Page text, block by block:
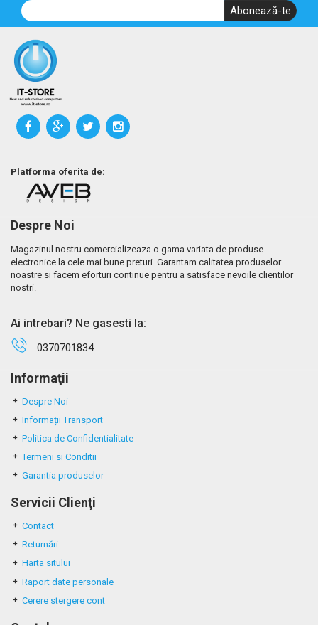
Abonează-te
Platforma oferita de:
Despre Noi
Magazinul nostru comercializeaza o gama variata de produse
electronice la cele mai bune preturi. Garantam calitatea produselor
noastre si facem eforturi continue pentru a satisface nevoile clientilor
nostri.
Ai intrebari? Ne gasesti la:
0370701834
Informaţii
Despre Noi
Informații Transport
Politica de Confidentialitate
Termeni si Conditii
Garantia produselor
Servicii Clienţi
Contact
Returnări
Harta sitului
Raport date personale
Cerere stergere cont